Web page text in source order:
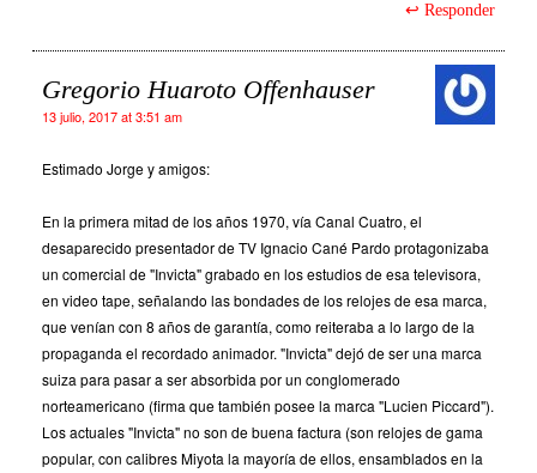
Responder
Gregorio Huaroto Offenhauser
13 julio, 2017 at 3:51 am
Estimado Jorge y amigos:
En la primera mitad de los años 1970, vía Canal Cuatro, el
desaparecido presentador de TV Ignacio Cané Pardo protagonizaba
un comercial de "Invicta" grabado en los estudios de esa televisora,
en video tape, señalando las bondades de los relojes de esa marca,
que venían con 8 años de garantía, como reiteraba a lo largo de la
propaganda el recordado animador. "Invicta" dejó de ser una marca
suiza para pasar a ser absorbida por un conglomerado
norteamericano (firma que también posee la marca "Lucien Piccard").
Los actuales "Invicta" no son de buena factura (son relojes de gama
popular, con calibres Miyota la mayoría de ellos, ensamblados en la